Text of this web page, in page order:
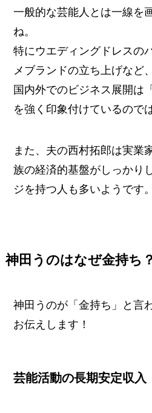
一般的な芸能人とは一線を
ね。
特にウエディングドレスの
メブランドの立ち上げなど、
国内外でのビジネス展開は
を強く印象付けているので
また、夫の西村拓郎は実業
族の経済的基盤がしっかり
ジを持つ人も多いようです。
神田うのはなぜ金持ち
神田うのが「金持ち」と言
お伝えします！
芸能活動の長期安定収入